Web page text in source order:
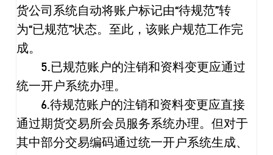
货公司系统自动将账户标记由“待规范”转
为“已规范”状态。至此，该账户规范工作完
成。
5.已规范账户的注销和资料变更应通过
统一开户系统办理。
6.待规范账户的注销和资料变更应直接
通过期货交易所会员服务系统办理。但对于
其中部分交易编码通过统一开户系统生成、